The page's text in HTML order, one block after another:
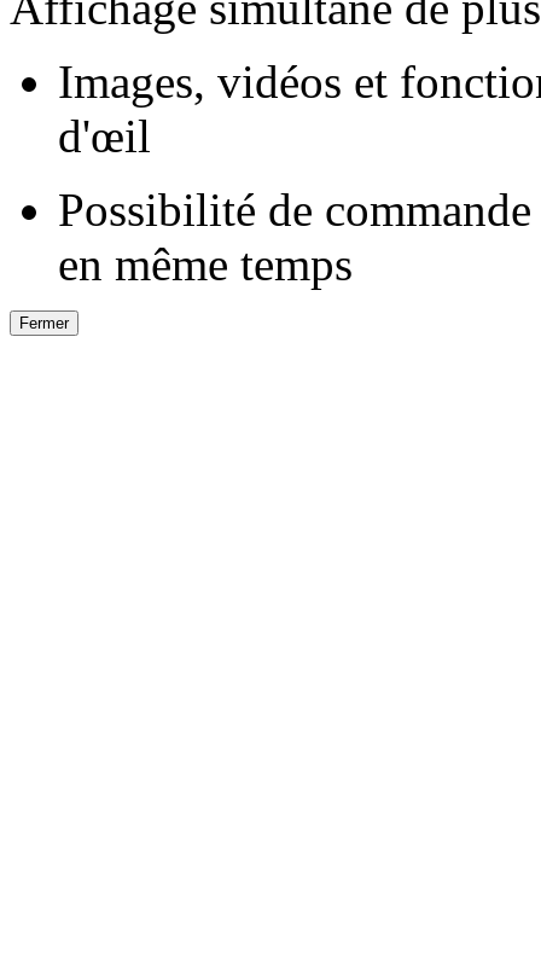
Images, vidéos et
d'œil
Possibilité de
en même temps
Fermer